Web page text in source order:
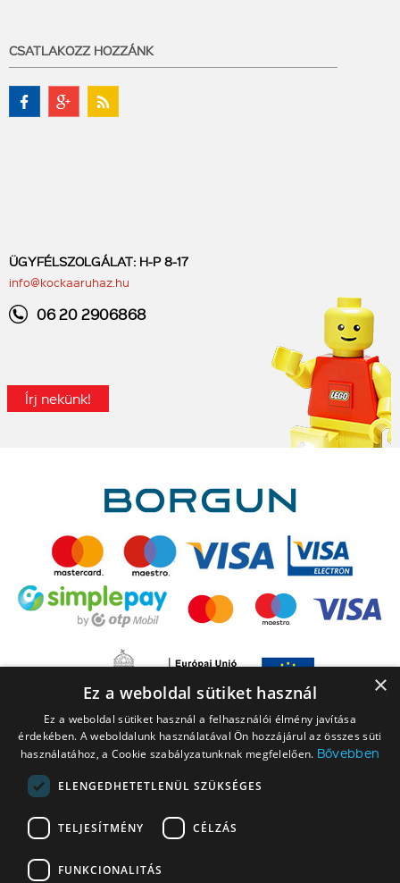
CSATLAKOZZ HOZZÁNK
ÜGYFÉLSZOLGÁLAT: H-P 8-17
info@kockaaruhaz.hu
06 20 2906868
Írj nekünk!
A LEGO elnevezés, a LEGO logó, a Minifigure, a DUPLO, a DUPLO logó, a
NINJAGO, a NINJAGO logó, a FRIENDS logó, a HIDDEN SIDE logó, a MINIFIGURES
logó, a MINDSTORMS, a MINDSTORMS logó, a VIDIYO, a NEXO KNIGHTS,
NEXO KNIGHTS logó, az EDITIONS logó és a SMART PLAY logó a The LEGO
×
Ez a weboldal sütiket használ
Ez a weboldal sütiket használ a felhasználói élmény javítása
érdekében. A weboldalunk használatával Ön hozzájárul az összes süti
használatához, a Cookie szabályzatunknak megfelelően. Bővebben
ELENGEDHETETLENÜL SZÜKSÉGES
TELJESÍTMÉNY CÉLZÁS
FUNKCIONALITÁS